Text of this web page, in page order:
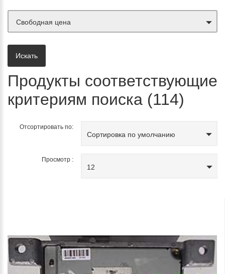
Свободная цена
Продукты соответствующие
критериям поиска (114)
Отсортировать по:
Сортировка по умолчанию
Просмотр :
12